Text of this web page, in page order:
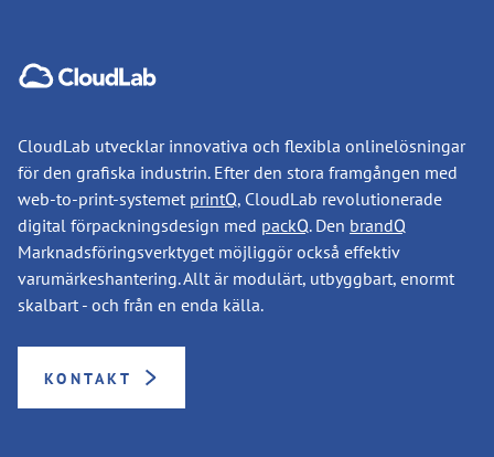
CloudLab utvecklar innovativa och flexibla onlinelösningar
för den grafiska industrin. Efter den stora framgången med
web-to-print-systemet printQ, CloudLab revolutionerade
digital förpackningsdesign med packQ. Den brandQ
Marknadsföringsverktyget möjliggör också effektiv
varumärkeshantering. Allt är modulärt, utbyggbart, enormt
skalbart - och från en enda källa.
KONTAKT